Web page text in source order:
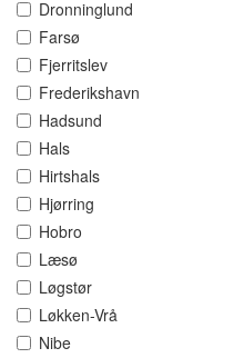
Dronninglund
Farsø
Fjerritslev
Frederikshavn
Hadsund
Hals
Hirtshals
Hjørring
Hobro
Læsø
Løgstør
Løkken-Vrå
Nibe